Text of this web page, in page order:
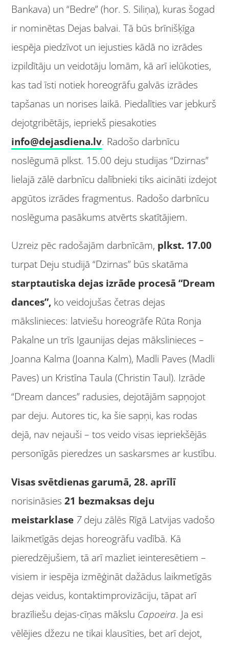
Bankava) un “Bedre” (hor. S. Siliņa), kuras šogad
ir nominētas Dejas balvai. Tā būs brīnišķīga
iespēja piedzīvot un iejusties kādā no izrādes
izpildītāju un veidotāju lomām, kā arī ielūkoties,
kas tad īsti notiek horeogrāfu galvās izrādes
tapšanas un norises laikā. Piedalīties var jebkurš
dejotgribētājs, iepriekš piesakoties
info@dejasdiena.lv. Radošo darbnīcu
noslēgumā plkst. 15.00 deju studijas “Dzirnas”
lielajā zālē darbnīcu dalībnieki tiks aicināti izdejot
apgūtos izrādes fragmentus. Radošo darbnīcu
noslēguma pasākums atvērts skatītājiem.
Uzreiz pēc radošajām darbnīcām, plkst. 17.00
turpat Deju studijā “Dzirnas” būs skatāma
starptautiska dejas izrāde procesā “Dream
dances”, ko veidojušas četras dejas
mākslinieces: latviešu horeogrāfe Rūta Ronja
Pakalne un trīs Igaunijas dejas mākslinieces –
Joanna Kalma (Joanna Kalm), Madli Paves (Madli
Paves) un Kristīna Taula (Christin Taul). Izrāde
“Dream dances” radusies, dejotājām sapņojot
par deju. Autores tic, ka šie sapņi, kas rodas
dejā, nav nejauši – tos veido visas iepriekšējās
personīgās pieredzes un saskarsmes ar kustību.
Visas svētdienas garumā, 28. aprīlī
norisināsies21 bezmaksas deju
meistarklase 7deju zālēs Rīgā Latvijas vadošo
laikmetīgās dejas horeogrāfu vadībā. Kā
pieredzējušiem, tā arī mazliet ieinteresētiem –
visiem ir iespēja izmēģināt dažādus laikmetīgās
dejas veidus, kontaktimprovizāciju, tāpat arī
brazīliešu dejas-cīņas mākslu Capoeira. Ja esi
vēlējies džezu ne tikai klausīties, bet arī dejot,